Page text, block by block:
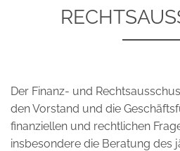
Der Finanz- und
den Vorstand und die
finanziellen und rechtlichen
insbesondere die Beratung des